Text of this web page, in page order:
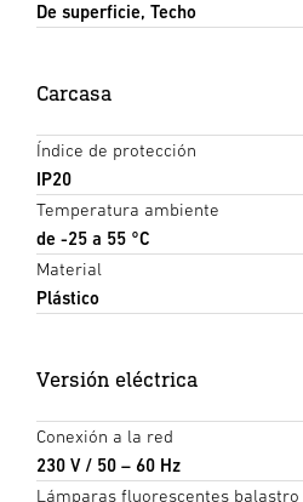
De superficie, Techo
Carcasa
Índice de protección
IP20
Temperatura ambiente
de -25 a 55 °C
Material
Plástico
Versión eléctrica
Conexión a la red
230 V / 50 – 60 Hz
Lámparas fluorescentes